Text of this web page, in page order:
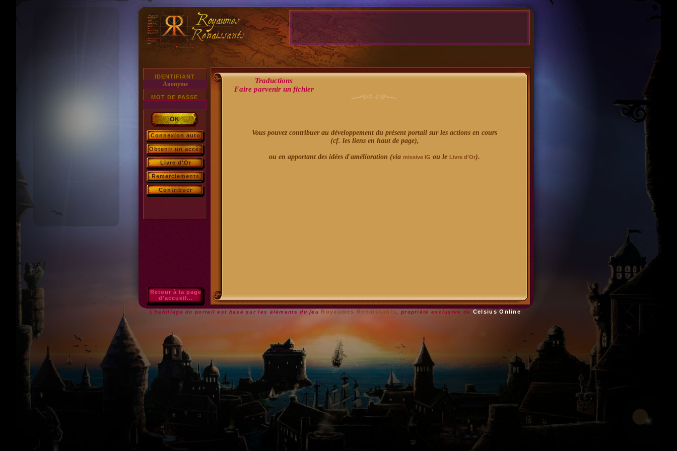
Traductions
Faire parvenir un fichier
Vous pouvez contribuer au développement du présent portail sur les actions en cours
(cf. les liens en haut de page),
ou en apportant des idées d'amélioration (via missive IG ou le Livre d'Or).
IDENTIFIANT
MOT DE PASSE
Connexion auto
Obtenir un accès
Livre d'Or
Remerciements
Contribuer
Retour à la page
d'accueil...
3.8759sec
L'habillage du portail est basé sur les éléments du jeu Royaumes Renaissants , propriété exclusive de Celsius Online